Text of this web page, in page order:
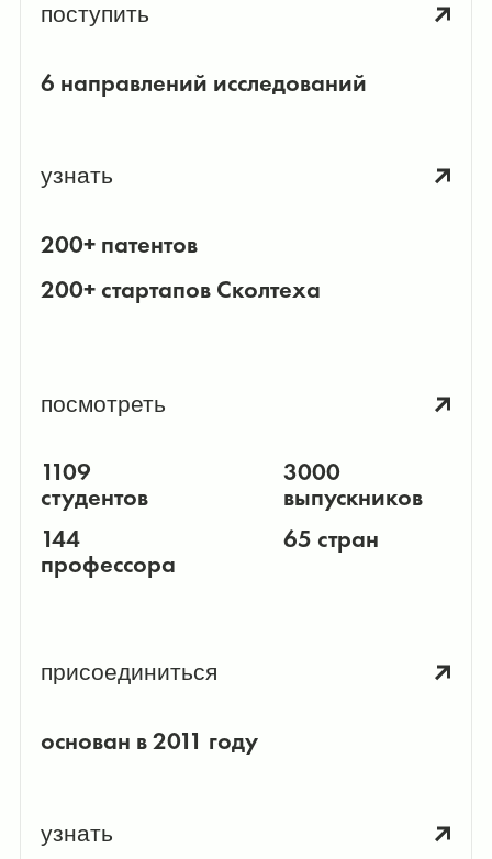
поступить
6 направлений исследований
узнать
200+ патентов
200+ стартапов Сколтеха
посмотреть
1109
студентов
3000
выпускников
144
профессора
65 стран
присоединиться
основан в 2011 году
узнать